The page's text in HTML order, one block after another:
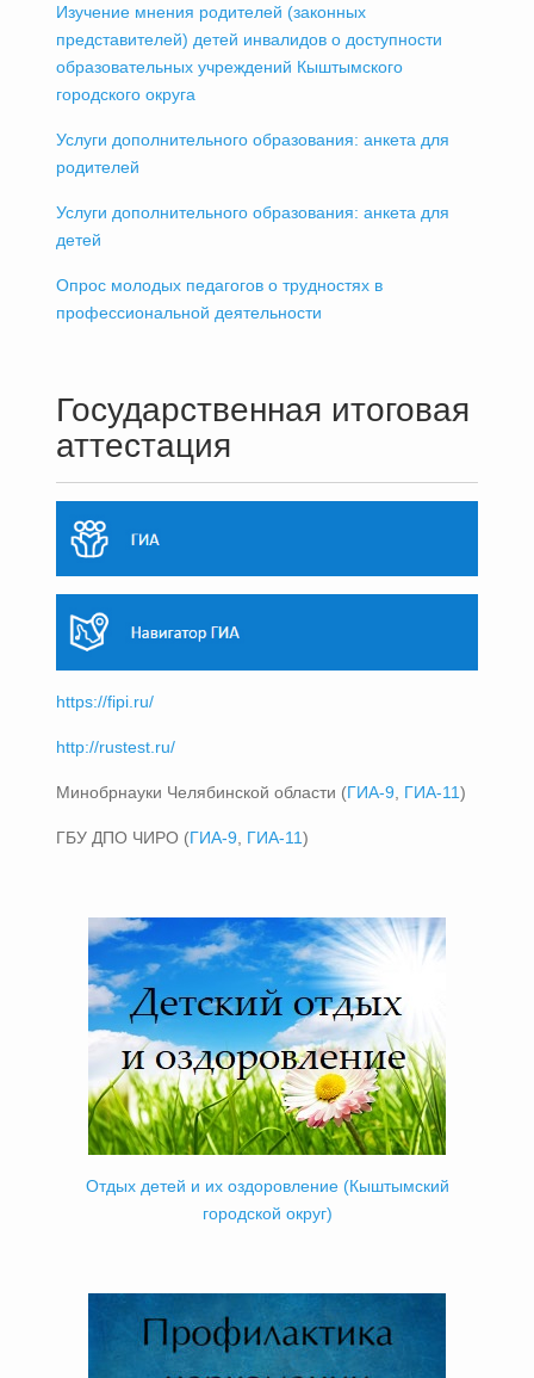
Изучение мнения родителей (законных
представителей) детей инвалидов о доступности
образовательных учреждений Кыштымского
городского округа
Услуги дополнительного образования: анкета для
родителей
Услуги дополнительного образования: анкета для
детей
Опрос молодых педагогов о трудностях в
профессиональной деятельности
Государственная итоговая
аттестация
https://fipi.ru/
http://rustest.ru/
Минобрнауки Челябинской области (ГИА-9 ГИА-11)
ГБУ ДПО ЧИРО (ГИА-9 ГИА-11)
Отдых детей и их оздоровление (Кыштымский
городской округ)